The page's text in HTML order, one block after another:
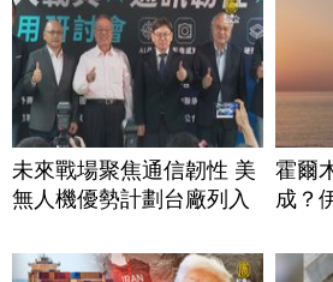
未來戰場聚焦通信韌性 美
無人機優勢計劃台廠列入
霍爾
成？